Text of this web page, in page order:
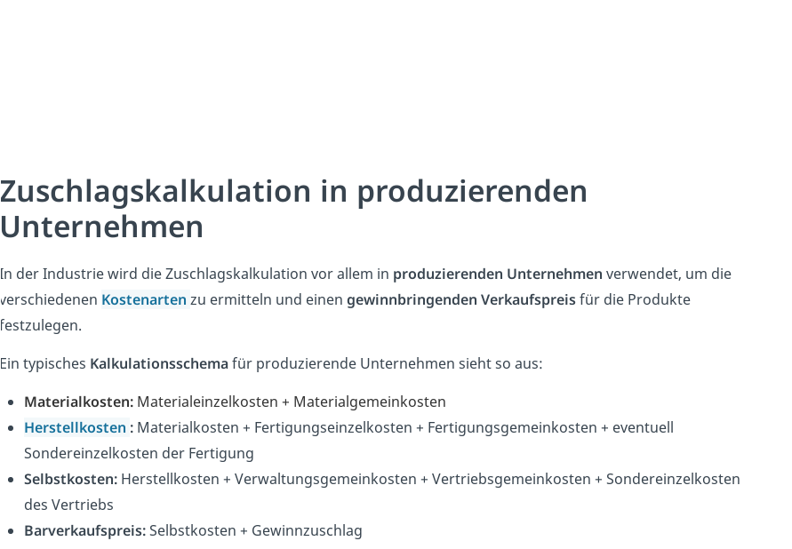
Zuschlagskalkulation in produzierenden
Unternehmen
In der Industrie wird die Zuschlagskalkulation vor allem in produzierenden Unternehmen verwendet, um die
verschiedenen Kostenarten zu ermitteln und einen gewinnbringenden Verkaufspreisfür die Produkte
festzulegen.
Ein typisches Kalkulationsschemafür produzierende Unternehmen sieht so aus:
Materialkosten: Materialeinzelkosten + Materialgemeinkosten
Herstellkosten : Materialkosten + Fertigungseinzelkosten + Fertigungsgemeinkosten + eventuell
Sondereinzelkosten der Fertigung
Selbstkosten: Herstellkosten + Verwaltungsgemeinkosten + Vertriebsgemeinkosten + Sondereinzelkosten
des Vertriebs
Barverkaufspreis:Selbstkosten + Gewinnzuschlag